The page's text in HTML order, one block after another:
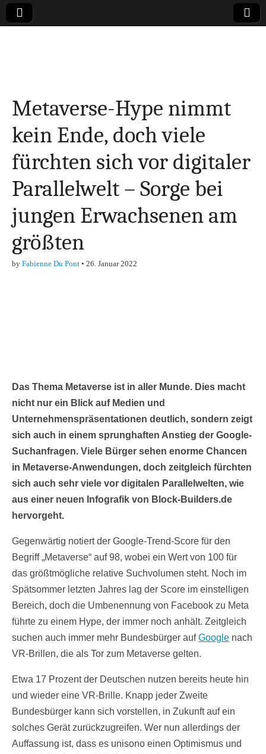
Finanzen,
Marketing-, Vertrieb-
& Investment-Tipps
Metaverse-Hype nimmt
kein Ende, doch viele
fürchten sich vor digitaler
Parallelwelt – Sorge bei
jungen Erwachsenen am
größten
by Fabienne Du Pont • 26. Januar 2022
Das Thema Metaverse ist in aller Munde. Dies macht
nicht nur ein Blick auf Medien und
Unternehmenspräsentationen deutlich, sondern zeigt
sich auch in einem sprunghaften Anstieg der Google-
Suchanfragen. Viele Bürger sehen enorme Chancen
in Metaverse-Anwendungen, doch zeitgleich fürchten
sich auch sehr viele vor digitalen Parallelwelten, wie
aus einer neuen Infografik von Block-Builders.de
hervorgeht.
Gegenwärtig notiert der Google-Trend-Score für den
Begriff „Metaverse“ auf 98, wobei ein Wert von 100 für
das größtmögliche relative Suchvolumen steht. Noch im
Spätsommer letzten Jahres lag der Score im einstelligen
Bereich, doch die Umbenennung von Facebook zu Meta
führte zu einem Hype, der immer noch anhält. Zeitgleich
suchen auch immer mehr Bundesbürger aufGoogle nach
VR-Brillen, die als Tor zum Metaverse gelten.
Etwa 17 Prozent der Deutschen nutzen bereits heute hin
und wieder eine VR-Brille. Knapp jeder Zweite
Bundesbürger kann sich vorstellen, in Zukunft auf ein
solches Gerät zurückzugreifen. Wer nun allerdings der
Auffassung ist, dass es unisono einen Optimismus und